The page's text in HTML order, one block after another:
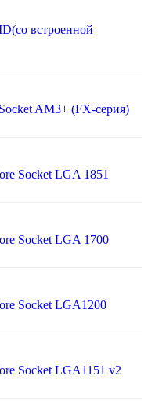
встроенной
AM3+ (FX-серия)
Socket LGA 1851
Socket LGA 1700
Socket LGA1200
Socket LGA1151 v2